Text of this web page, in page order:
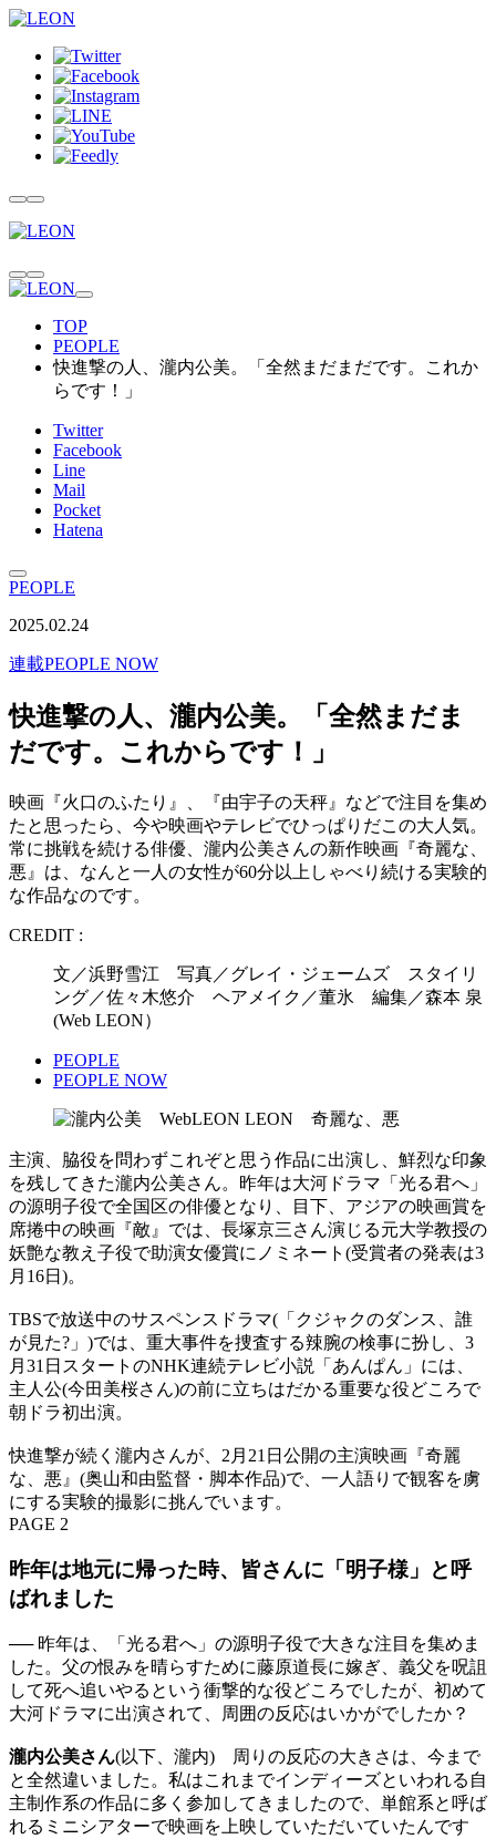
TOP
PEOPLE
快進撃の人、瀧内公美。「全然まだまだです。これか
らです！」
Twitter
Facebook
Line
Mail
Pocket
Hatena
PEOPLE
2025.02.24
連載PEOPLE NOW
快進撃の人、瀧内公美。「全然まだま
だです。これからです！」
映画『火口のふたり』、『由宇子の天秤』などで注目を集め
たと思ったら、今や映画やテレビでひっぱりだこの大人気。
常に挑戦を続ける俳優、瀧内公美さんの新作映画『奇麗な、
悪』は、なんと一人の女性が60分以上しゃべり続ける実験的
な作品なのです。
CREDIT :
文／浜野雪江 写真／グレイ・ジェームズ スタイリ
ング／佐々木悠介 ヘアメイク／董氷 編集／森本 泉
(Web LEON）
PEOPLE
PEOPLE NOW
主演、脇役を問わずこれぞと思う作品に出演し、鮮烈な印象
を残してきた瀧内公美さん。昨年は大河ドラマ「光る君へ」
の源明子役で全国区の俳優となり、目下、アジアの映画賞を
席捲中の映画『敵』では、長塚京三さん演じる元大学教授の
妖艶な教え子役で助演女優賞にノミネート(受賞者の発表は3
月16日)。
TBSで放送中のサスペンスドラマ(「クジャクのダンス、誰
が見た?」)では、重大事件を捜査する辣腕の検事に扮し、3
月31日スタートのNHK連続テレビ小説「あんぱん」には、
主人公(今田美桜さん)の前に立ちはだかる重要な役どころで
朝ドラ初出演。
快進撃が続く瀧内さんが、2月21日公開の主演映画『奇麗
な、悪』(奥山和由監督・脚本作品)で、一人語りで観客を虜
にする実験的撮影に挑んでいます。
PAGE 2
昨年は地元に帰った時、皆さんに「明子様」と呼
ばれました
── 昨年は、「光る君へ」の源明子役で大きな注目を集めま
した。父の恨みを晴らすために藤原道長に嫁ぎ、義父を呪詛
して死へ追いやるという衝撃的な役どころでしたが、初めて
大河ドラマに出演されて、周囲の反応はいかがでしたか？
瀧内公美さん(以下、瀧内) 周りの反応の大きさは、今まで
と全然違いました。私はこれまでインディーズといわれる自
主制作系の作品に多く参加してきましたので、単館系と呼ば
れるミニシアターで映画を上映していただいていたんです